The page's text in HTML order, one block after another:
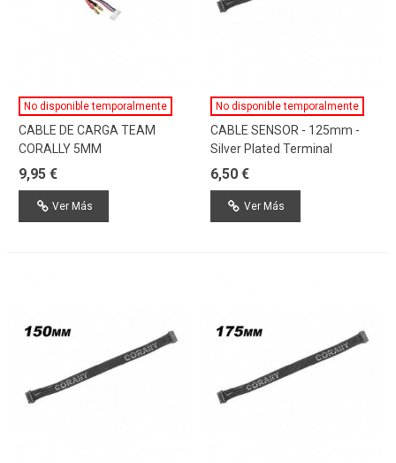
No disponible temporalmente
CABLE DE CARGA TEAM
CORALLY 5MM
9,95 €
Ver Más
No disponible temporalmente
CABLE SENSOR - 125mm -
Silver Plated Terminal
6,50 €
Ver Más